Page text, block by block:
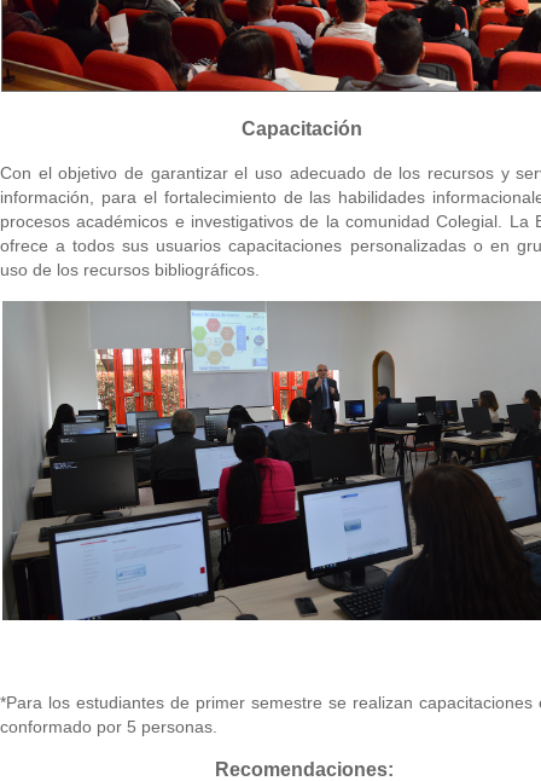
Capacitación
Con el objetivo de garantizar el uso adecuado de los recursos y
información, para el fortalecimiento de las habilidades
procesos académicos e investigativos de la comunidad Colegial. La
ofrece a todos sus usuarios capacitaciones personalizadas o en
uso de los recursos bibliográficos.
*Para los estudiantes de primer semestre se realizan capacitaciones
conformado por 5 personas.
Recomendaciones: